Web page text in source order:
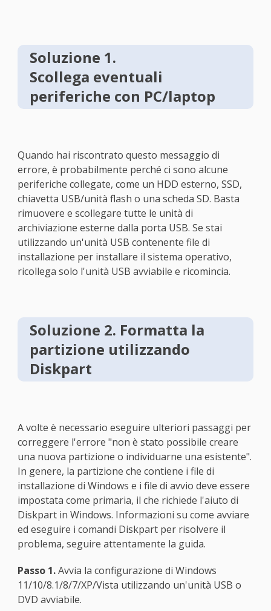
Soluzione 1.
Scollega eventuali
periferiche con PC/laptop
Quando hai riscontrato questo messaggio di
errore, è probabilmente perché ci sono alcune
periferiche collegate, come un HDD esterno, SSD,
chiavetta USB/unità flash o una scheda SD. Basta
rimuovere e scollegare tutte le unità di
archiviazione esterne dalla porta USB. Se stai
utilizzando un'unità USB contenente file di
installazione per installare il sistema operativo,
ricollega solo l'unità USB avviabile e ricomincia.
Soluzione 2. Formatta la
partizione utilizzando
Diskpart
A volte è necessario eseguire ulteriori passaggi per
correggere l'errore "non è stato possibile creare
una nuova partizione o individuarne una esistente".
In genere, la partizione che contiene i file di
installazione di Windows e i file di avvio deve essere
impostata come primaria, il che richiede l'aiuto di
Diskpart in Windows. Informazioni su come avviare
ed eseguire i comandi Diskpart per risolvere il
problema, seguire attentamente la guida.
Passo 1.Avvia la configurazione di Windows
11/10/8.1/8/7/XP/Vista utilizzando un'unità USB o
DVD avviabile.